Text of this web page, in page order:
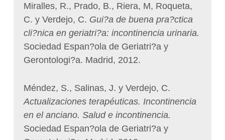
Miralles, R., Prado, B., Riera, M, Roqueta,
C. y Verdejo, C. Gui?a de buena pra?ctica
cli?nica en geriatri?a: incontinencia urinaria.
Sociedad Espan?ola de Geriatri?a y
Gerontologi?a. Madrid, 2012.
Méndez, S., Salinas, J. y Verdejo, C.
Actualizaciones terapéuticas. Incontinencia
en el anciano. Salud e incontinencia.
Sociedad Espan?ola de Geriatri?a y